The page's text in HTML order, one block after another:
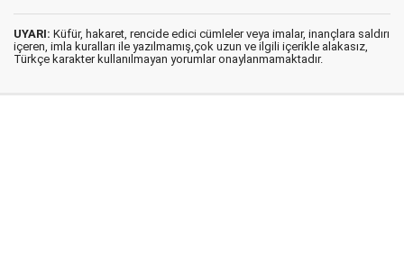
UYARI: Küfür, hakaret, rencide edici cümleler veya imalar, inançlara saldırı
içeren, imla kuralları ile yazılmamış,çok uzun ve ilgili içerikle alakasız,
Türkçe karakter kullanılmayan yorumlar onaylanmamaktadır.